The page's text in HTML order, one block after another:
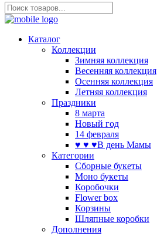
Каталог
Коллекции
Зимняя коллекция
Весенняя коллекция
Осенняя коллекция
Летняя коллекция
Праздники
8 марта
Новый год
14 февраля
♥ ♥ ♥В день Мамы
Категории
Сборные букеты
Моно букеты
Коробочки
Flower box
Корзины
Шляпные коробки
Дополнения